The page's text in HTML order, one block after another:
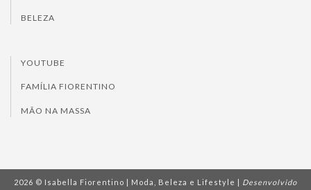
BELEZA
YOUTUBE
FAMÍLIA FIORENTINO
MÃO NA MASSA
2026 © Isabella Fiorentino | Moda, Beleza e Lifestyle | Desenvolvido